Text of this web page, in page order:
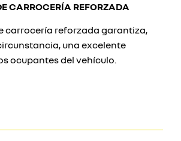
CARROCERÍA REFORZADA
carrocería reforzada garantiza,
una excelente
ocupantes del vehículo.